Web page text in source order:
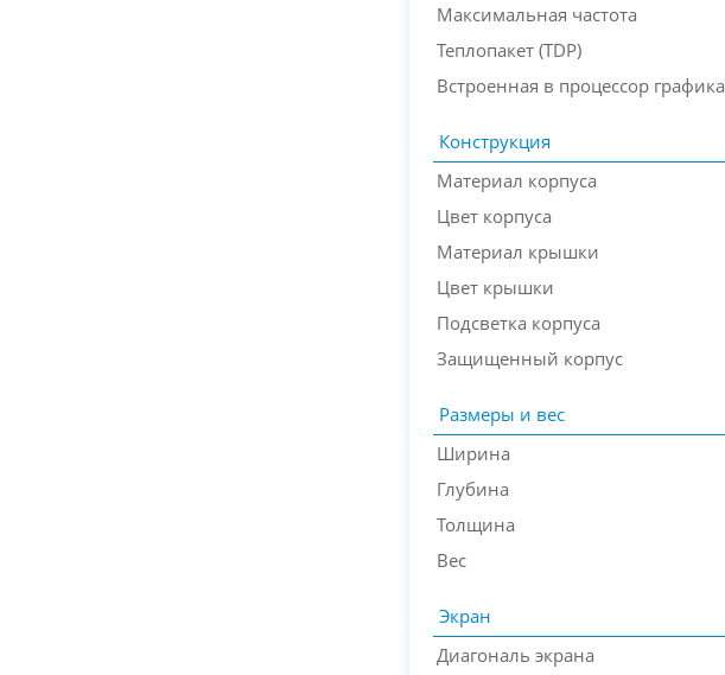
Максимальная частота
Теплопакет (TDP)
Встроенная в процессор графика
Конструкция
Материал корпуса
Цвет корпуса
Материал крышки
Цвет крышки
Подсветка корпуса
Защищенный корпус
Размеры и вес
Ширина
Глубина
Толщина
Вес
Экран
Диагональ экрана